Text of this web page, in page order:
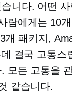
니다. 어떤
람에게는 10
개 패키지,
결국 고통
모든 고통을
같습니다.